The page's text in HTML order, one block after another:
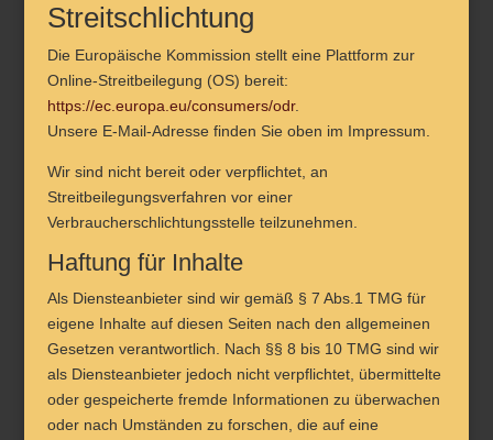
Streitschlichtung
Die Europäische Kommission stellt eine Plattform zur
Online-Streitbeilegung (OS) bereit:
https://ec.europa.eu/consumers/odr.
Unsere E-Mail-Adresse finden Sie oben im Impressum.
Wir sind nicht bereit oder verpflichtet, an
Streitbeilegungsverfahren vor einer
Verbraucherschlichtungsstelle teilzunehmen.
Haftung für Inhalte
Als Diensteanbieter sind wir gemäß § 7 Abs.1 TMG für
eigene Inhalte auf diesen Seiten nach den allgemeinen
Gesetzen verantwortlich. Nach §§ 8 bis 10 TMG sind wir
als Diensteanbieter jedoch nicht verpflichtet, übermittelte
oder gespeicherte fremde Informationen zu überwachen
oder nach Umständen zu forschen, die auf eine